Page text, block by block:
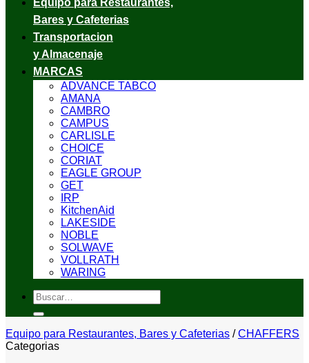
Equipo para Restaurantes,
Bares y Cafeterias
Transportacion
y Almacenaje
MARCAS
ADVANCE TABCO
AMANA
CAMBRO
CAMPUS
CARLISLE
CHOICE
CORIAT
EAGLE GROUP
GET
IRP
KitchenAid
LAKESIDE
NOBLE
SOLWAVE
VOLLRATH
WARING
Buscar
por:
Equipo para Restaurantes, Bares y Cafeterias / CHAFFERS
Categorias